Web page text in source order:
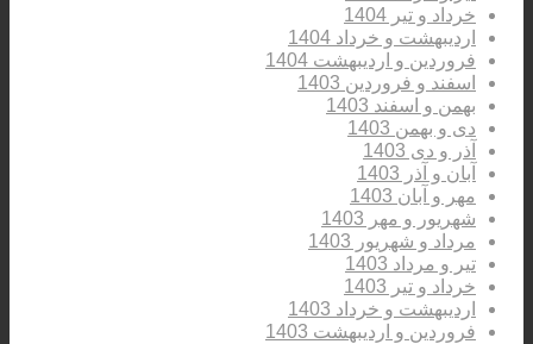
خرداد و تیر 1404
اردیبهشت و خرداد 1404
فروردین و اردیبهشت 1404
اسفند و فروردین 1403
بهمن و اسفند 1403
دی و بهمن 1403
آذر و دی 1403
آبان و آذر 1403
مهر و آبان 1403
شهریور و مهر 1403
مرداد و شهریور 1403
تیر و مرداد 1403
خرداد و تیر 1403
اردیبهشت و خرداد 1403
فروردین و اردیبهشت 1403